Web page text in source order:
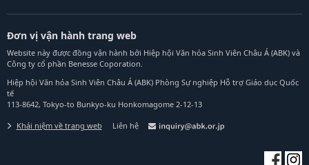
Đơn vị vận hành trang web
Website này được đồng vận hành bởi Hiệp hội Văn hóa Sinh Viên Châu Á (ABK) và
Công ty cổ phần Benesse Coporation.
Hiệp hội Văn hóa Sinh Viên Châu Á (ABK) Phòng Sự nghiệp Hỗ trợ Giáo dục Quốc
tế
113-8642, Tokyo-to Bunkyo-ku Honkomagome 2-12-13
Khái niệm về trang web Liên hệ